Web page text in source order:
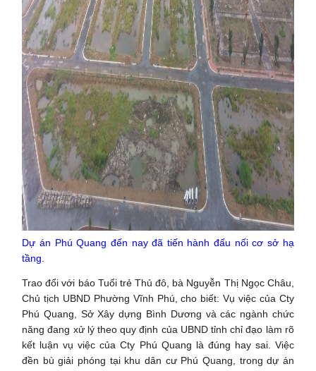
Dự án Phú Quang đến nay đã tiến hành đấu nối cơ sở hạ
tầng.
Trao đổi với báo Tuổi trẻ Thủ đô, bà Nguyễn Thị Ngọc Châu,
Chủ tịch UBND Phường Vĩnh Phú, cho biết: Vụ việc của Cty
Phú Quang, Sở Xây dựng Bình Dương và các ngành chức
năng đang xử lý theo quy định của UBND tỉnh chỉ đạo làm rõ
kết luận vụ việc của Cty Phú Quang là đúng hay sai. Việc
đền bù giải phóng tại khu dân cư Phú Quang, trong dự án